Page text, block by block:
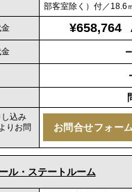
部客室除く）付／18.6
¥658,764
－
込み
りお問
お問合せフォー
ル・ステートルーム